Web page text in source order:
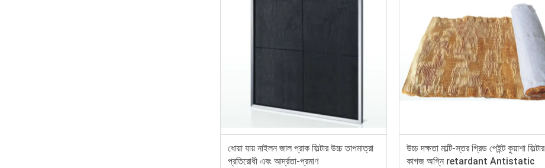
ধোয়া যায় নাইলন জাল প্রাক ফিল্টার উচ্চ তাপমাত্রা
প্রতিরোধী এবং আর্দ্রতা-প্রমাণ
উচ্চ দক্ষতা মাল্টি-স্তর গ্রিড পেইন্ট কুয়াশা ফিল্টার
কাগজ অগ্নি retardant Antistatic